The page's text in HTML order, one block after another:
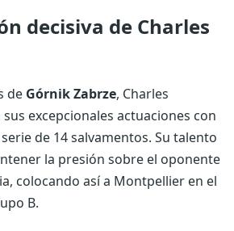
decisiva de Charles
de Górnik Zabrze, Charles
excepcionales actuaciones con
de 14 salvamentos. Su talento
la presión sobre el oponente
colocando así a Montpellier en el
B.